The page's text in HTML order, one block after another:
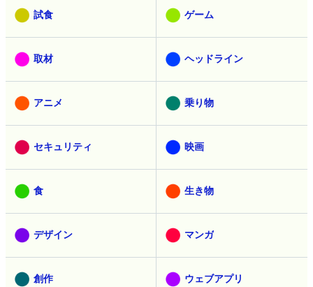
試食 ゲーム
取材 ヘッドライン
アニメ 乗り物
セキュリティ 映画
食 生き物
デザイン マンガ
創作 ウェブアプリ